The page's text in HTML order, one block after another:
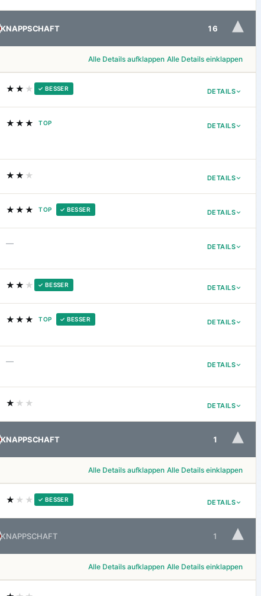
KNAPPSCHAFT 16 ▾
Alle Details aufklappen Alle Details einklappen
DETAILS
★★ ★ ✓ BESSER
DETAILS
★★★ TOP
DETAILS
★★ ★
DETAILS
★★★ TOP ✓ BESSER
DETAILS
—
DETAILS
★★ ★ ✓ BESSER
DETAILS
★★★ TOP ✓ BESSER
DETAILS
—
DETAILS
★ ★★
KNAPPSCHAFT 1 ▾
Alle Details aufklappen Alle Details einklappen
DETAILS
★ ★★ ✓ BESSER
KNAPPSCHAFT 1 ▾
Alle Details aufklappen Alle Details einklappen